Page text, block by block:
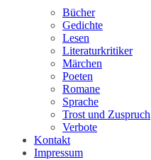
Bücher
Gedichte
Lesen
Literaturkritiker
Märchen
Poeten
Romane
Sprache
Trost und Zuspruch
Verbote
Kontakt
Impressum